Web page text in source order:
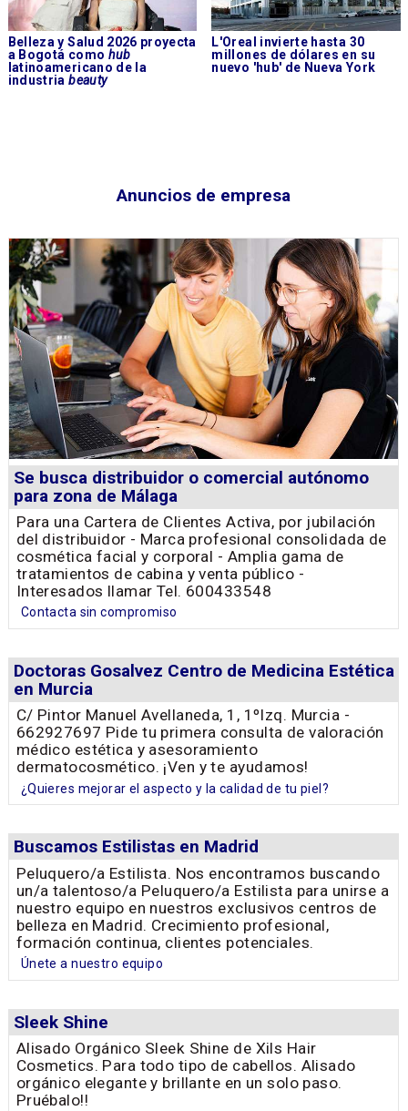
Belleza y Salud 2026 proyecta
a Bogotá como hub
latinoamericano de la
industria beauty
L'Oreal invierte hasta 30
millones de dólares en su
nuevo 'hub' de Nueva York
Anuncios de empresa
Se busca distribuidor o comercial autónomo
para zona de Málaga
Para una Cartera de Clientes Activa, por jubilación
del distribuidor - Marca profesional consolidada de
cosmética facial y corporal - Amplia gama de
tratamientos de cabina y venta público -
Interesados llamar Tel. 600433548
Contacta sin compromiso
Doctoras Gosalvez Centro de Medicina Estética
en Murcia
C/ Pintor Manuel Avellaneda, 1, 1ºIzq. Murcia -
662927697 Pide tu primera consulta de valoración
médico estética y asesoramiento
dermatocosmético. ¡Ven y te ayudamos!
¿Quieres mejorar el aspecto y la calidad de tu piel?
Buscamos Estilistas en Madrid
Peluquero/a Estilista. Nos encontramos buscando
un/a talentoso/a Peluquero/a Estilista para unirse a
nuestro equipo en nuestros exclusivos centros de
belleza en Madrid. Crecimiento profesional,
formación continua, clientes potenciales.
Únete a nuestro equipo
Sleek Shine
Alisado Orgánico Sleek Shine de Xils Hair
Cosmetics. Para todo tipo de cabellos. Alisado
orgánico elegante y brillante en un solo paso.
Pruébalo!!